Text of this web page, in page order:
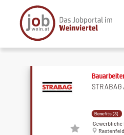
STRABAG
Benefits (3)
Gewerbliche